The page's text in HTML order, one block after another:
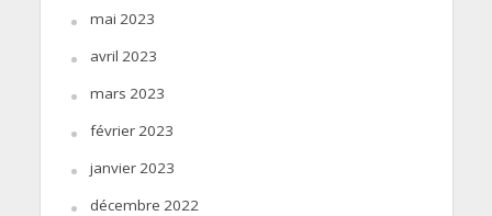
mai 2023
avril 2023
mars 2023
février 2023
janvier 2023
décembre 2022